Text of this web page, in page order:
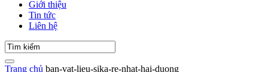
Giới thiệu
Tin tức
Liên hệ
Trang chủ ban-vat-lieu-sika-re-nhat-hai-duong